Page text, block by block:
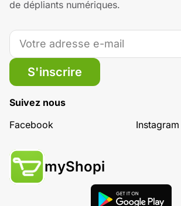
de dépliants numériques.
S'inscrire
Suivez nous
Facebook
Instagram
myShopi